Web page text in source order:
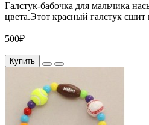
Галстук-бабочка для мальчика
цвета.Этот красный галстук сшит
500₽
Купить